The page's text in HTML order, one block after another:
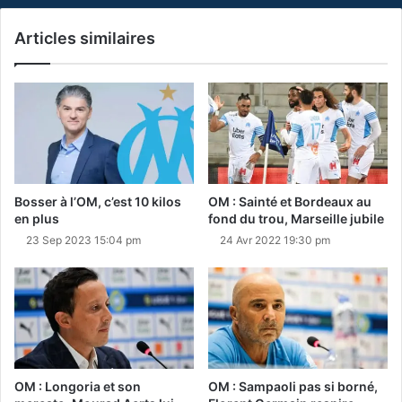
Articles similaires
Bosser à l’OM, c’est 10 kilos
en plus
23 Sep 2023 15:04 pm
OM : Sainté et Bordeaux au
fond du trou, Marseille jubile
24 Avr 2022 19:30 pm
OM : Longoria et son
OM : Sampaoli pas si borné,